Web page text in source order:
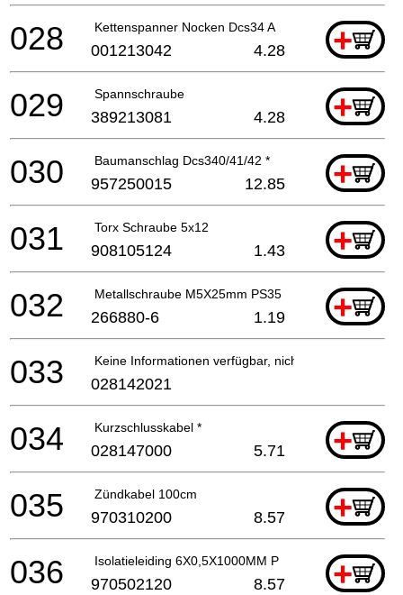
Kettenspanner Nocken Dcs34 A +
028 001213042 4.28
Spannschraube +
029 389213081 4.28
Baumanschlag Dcs340/41/42 * +
030 957250015 12.85
Torx Schraube 5x12 +
031 908105124 1.43
Metallschraube M5X25mm PS35 +
032 266880-6 1.19
Keine Informationen verfügbar, nicht bestellbar
033 028142021
Kurzschlusskabel * +
034 028147000 5.71
Zündkabel 100cm +
035 970310200 8.57
Isolatieleiding 6X0,5X1000MM P +
036 970502120 8.57